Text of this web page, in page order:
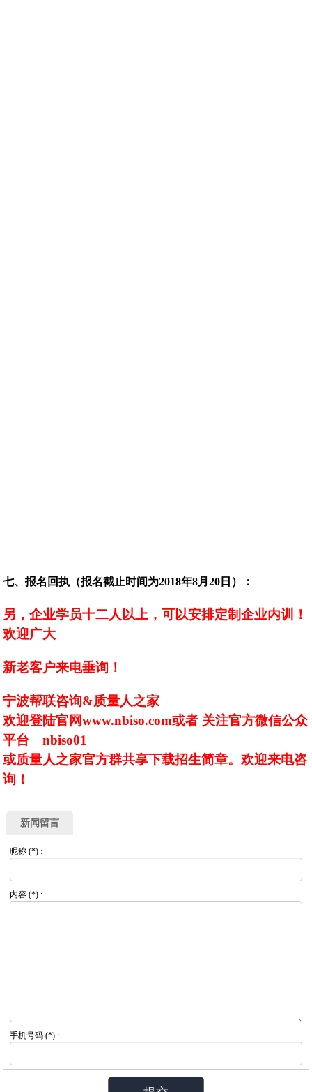
七、报名回执（报名截止时间为2018年8月20日）：
另，企业学员十二人以上，可以安排定制企业内训！
欢迎广大
新老客户来电垂询！
宁波帮联咨询&质量人之家
欢迎登陆官网www.nbiso.com或者 关注官方微信公众
平台 nbiso01
或质量人之家官方群共享下载招生简章。欢迎来电咨
询！
新闻留言
昵称 (*) :
内容 (*) :
手机号码 (*) :